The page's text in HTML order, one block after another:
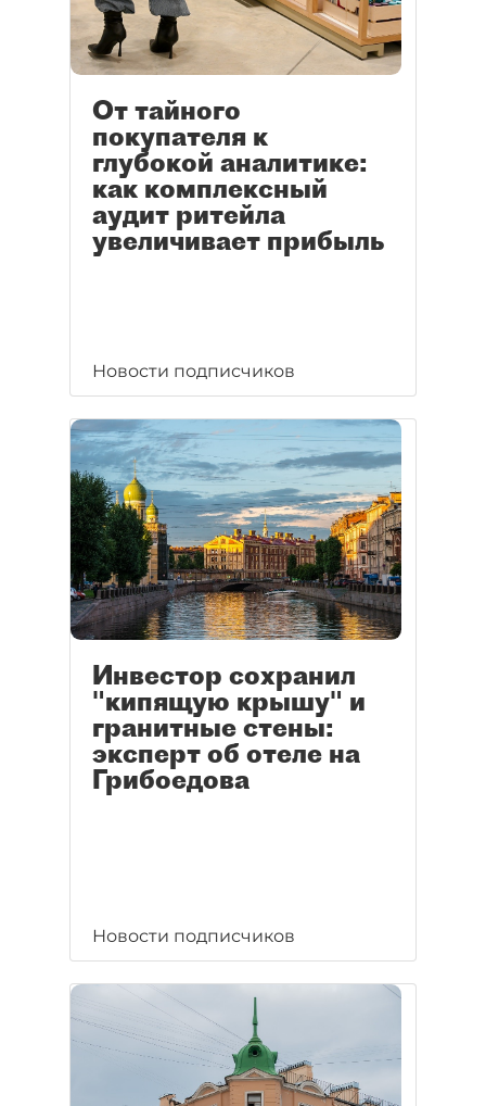
От тайного
покупателя к
глубокой аналитике:
как комплексный
аудит ритейла
увеличивает прибыль
Новости подписчиков
Инвестор сохранил
"кипящую крышу" и
гранитные стены:
эксперт об отеле на
Грибоедова
Новости подписчиков